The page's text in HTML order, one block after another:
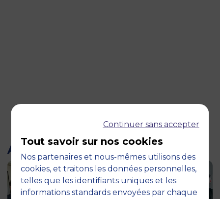
ARTICLES LIÉS
Continuer sans accepter
Tout savoir sur nos cookies
Nos partenaires et nous-mêmes utilisons des
cookies, et traitons les données personnelles,
telles que les identifiants uniques et les
informations standards envoyées par chaque